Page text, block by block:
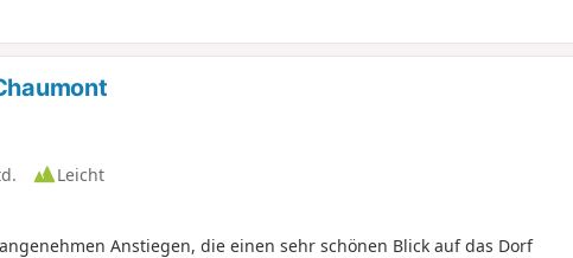
Leicht
Anstiegen, die einen sehr schönen Blick auf das Dorf